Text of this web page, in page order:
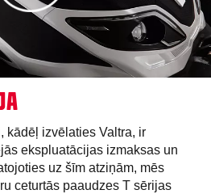
kādēļ izvēlaties Valtra, ir
ekspluatācijas izmaksas un
uz šīm atziņām, mēs
ceturtās paaudzes T sērijas